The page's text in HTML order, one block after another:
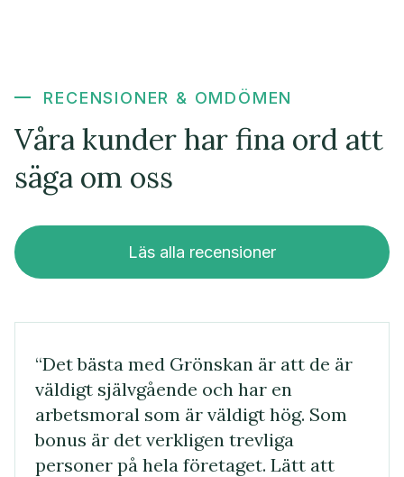
RECENSIONER & OMDÖMEN
Våra kunder har fina ord att
säga om oss
Läs alla recensioner
“Det bästa med Grönskan är att de är
väldigt självgående och har en
arbetsmoral som är väldigt hög. Som
bonus är det verkligen trevliga
personer på hela företaget. Lätt att